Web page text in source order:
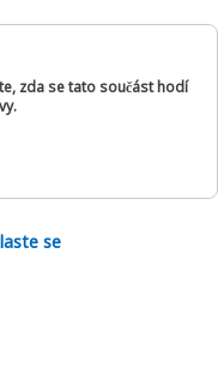
zda se tato součást hodí
se